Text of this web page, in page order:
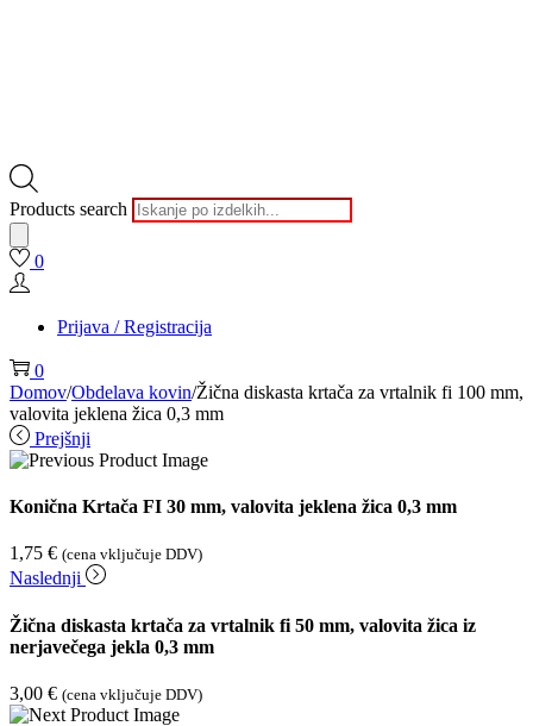
Products search
0
Prijava / Registracija
0
Domov/Obdelava kovin/Žična diskasta krtača za vrtalnik fi 100 mm,
valovita jeklena žica 0,3 mm
Prejšnji
Konična Krtača FI 30 mm, valovita jeklena žica 0,3 mm
1,75 € (cena vključuje DDV)
Naslednji
Žična diskasta krtača za vrtalnik fi 50 mm, valovita žica iz
nerjavečega jekla 0,3 mm
3,00 € (cena vključuje DDV)